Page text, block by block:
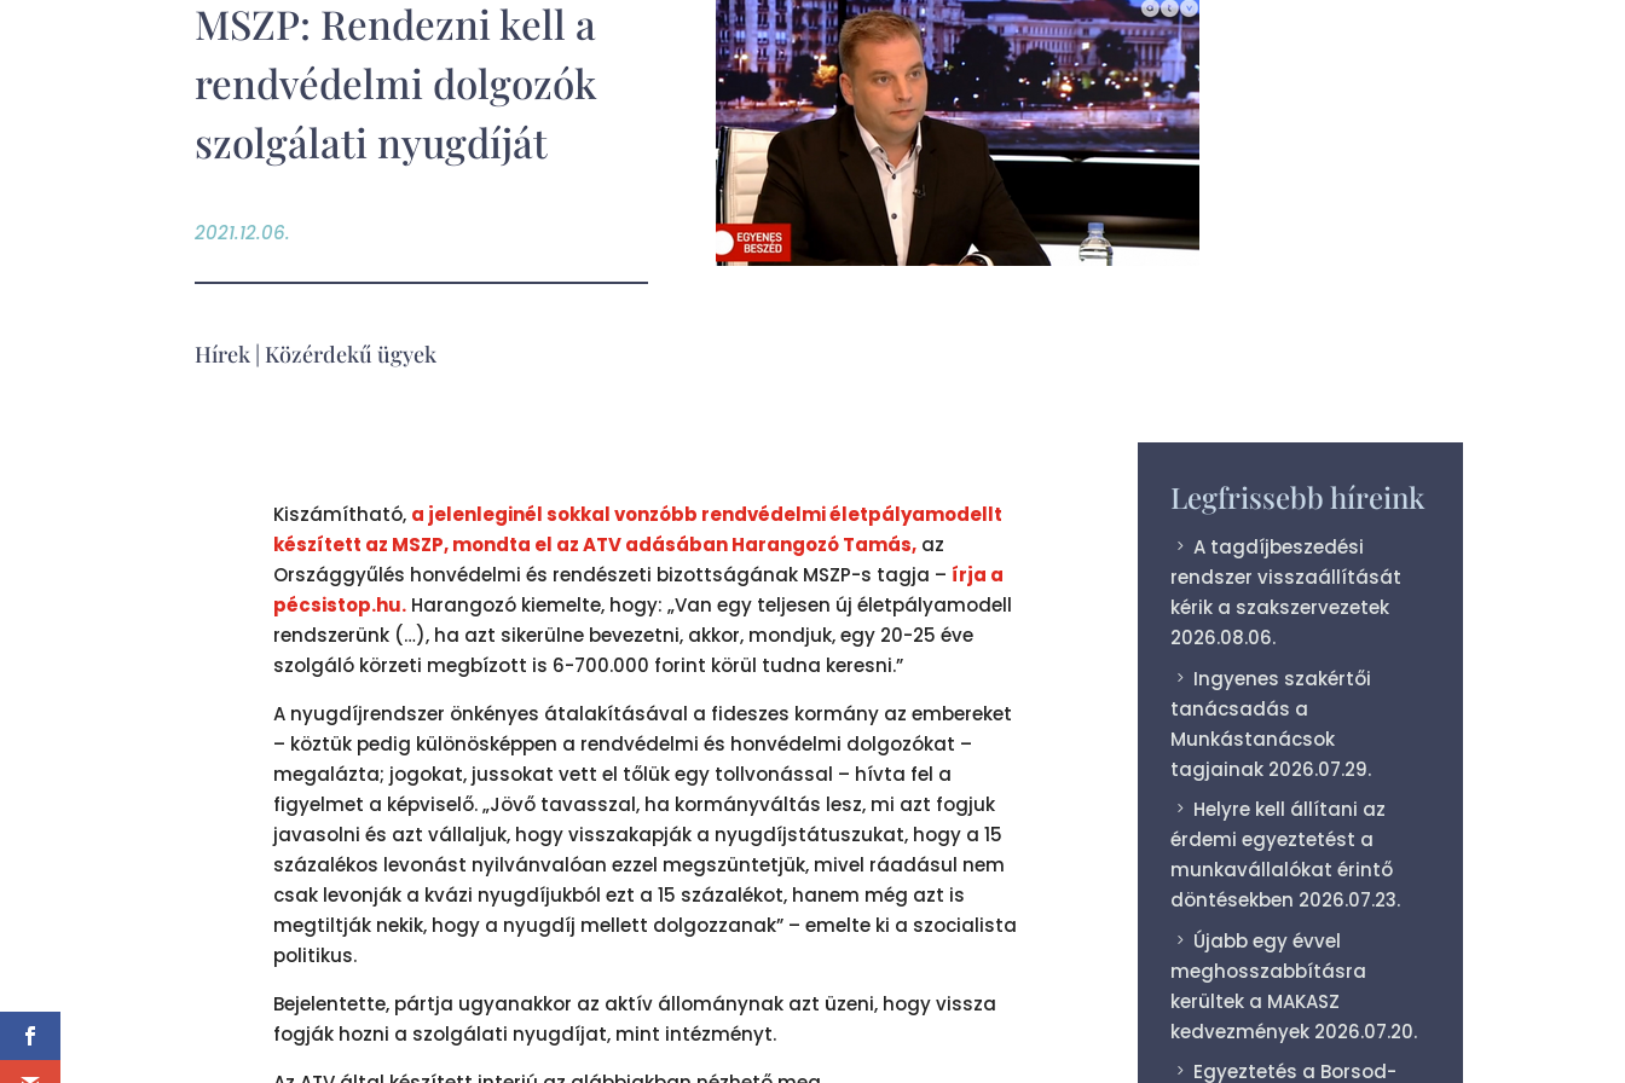
MSZP: Rendezni kell a
rendvédelmi dolgozók
szolgálati nyugdíját
2021.12.06.
Hírek Közérdekű ügyek
Kiszámítható, a jelenleginél sokkal vonzóbb rendvédelmi életpályamodellt
készített az MSZP, mondta el az ATV adásában Harangozó Tamás,az
Országgyűlés honvédelmi és rendészeti bizottságának MSZP-s tagja – írja a
pécsistop.hu.Harangozó kiemelte, hogy: „Van egy teljesen új életpályamodell
rendszerünk (…), ha azt sikerülne bevezetni, akkor, mondjuk, egy 20-25 éve
szolgáló körzeti megbízott is 6-700.000 forint körül tudna keresni.”
A nyugdíjrendszer önkényes átalakításával a fideszes kormány az embereket
– köztük pedig különösképpen a rendvédelmi és honvédelmi dolgozókat –
megalázta; jogokat, jussokat vett el tőlük egy tollvonással – hívta fel a
figyelmet a képviselő. „Jövő tavasszal, ha kormányváltás lesz, mi azt fogjuk
javasolni és azt vállaljuk, hogy visszakapják a nyugdíjstátuszukat, hogy a 15
százalékos levonást nyilvánvalóan ezzel megszüntetjük, mivel ráadásul nem
csak levonják a kvázi nyugdíjukból ezt a 15 százalékot, hanem még azt is
megtiltják nekik, hogy a nyugdíj mellett dolgozzanak” – emelte ki a szocialista
politikus.
Bejelentette, pártja ugyanakkor az aktív állománynak azt üzeni, hogy vissza
fogják hozni a szolgálati nyugdíjat, mint intézményt.
Legfrissebb híreink
A tagdíjbeszedési
rendszer visszaállítását
kérik a szakszervezetek
2026.08.06.
Ingyenes szakértői
tanácsadás a
Munkástanácsok
tagjainak 2026.07.29.
Helyre kell állítani az
érdemi egyeztetést a
munkavállalókat érintő
döntésekben 2026.07.23.
Újabb egy évvel
meghosszabbításra
kerültek a MAKASZ
kedvezmények 2026.07.20.
Egyeztetés a Borsod-